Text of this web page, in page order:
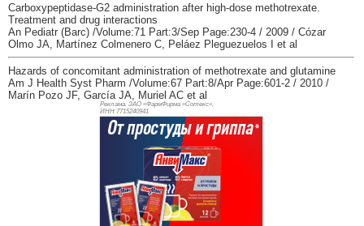
Carboxypeptidase-G2 administration after high-dose methotrexate.
Treatment and drug interactions
An Pediatr (Barc) /Volume:71 Part:3/Sep Page:230-4 / 2009 / Cózar
Olmo JA, Martínez Colmenero C, Peláez Pleguezuelos I et al
Hazards of concomitant administration of methotrexate and glutamine
Am J Health Syst Pharm /Volume:67 Part:8/Apr Page:601-2 / 2010 /
Marín Pozo JF, García JA, Muriel AC et al
Реклама. ЗАО «ФармФирма «Сотекс»,
ИНН 7715240941